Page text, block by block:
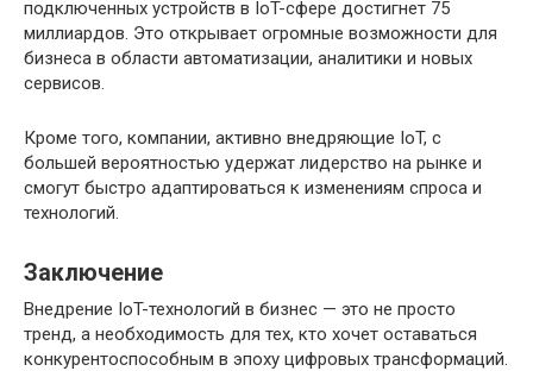
подключенных устройств в IoT-сфере достигнет 75
миллиардов. Это открывает огромные возможности для
бизнеса в области автоматизации, аналитики и новых
сервисов.
Кроме того, компании, активно внедряющие IoT, с
большей вероятностью удержат лидерство на рынке и
смогут быстро адаптироваться к изменениям спроса и
технологий.
Заключение
Внедрение IoT-технологий в бизнес — это не просто
тренд, а необходимость для тех, кто хочет оставаться
конкурентоспособным в эпоху цифровых трансформаций.